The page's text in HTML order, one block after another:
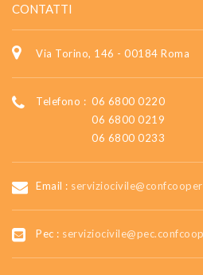
CONTATTI
Via Torino, 146 - 00184 Roma
Telefono : 06 6800 0220
06 6800 0219
06 6800 0233
Email :
Pec :